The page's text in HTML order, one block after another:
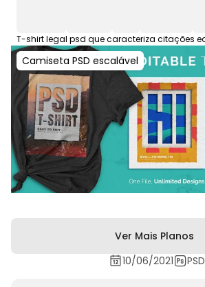
Camiseta PSD escalável
Ver Mais Planos
10/06/2021
PSD